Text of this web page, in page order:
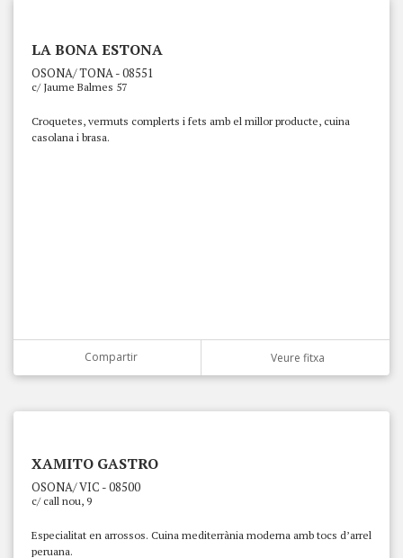
LA BONA ESTONA
OSONA/ TONA - 08551
c/ Jaume Balmes 57
Croquetes, vermuts complerts i fets amb el millor producte, cuina
casolana i brasa.
Compartir Veure fitxa
XAMITO GASTRO
OSONA/ VIC - 08500
c/ call nou, 9
Especialitat en arrossos. Cuina mediterrània moderna amb tocs d’arrel
peruana.